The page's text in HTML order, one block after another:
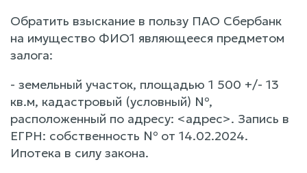
Обратить взыскание в пользу ПАО Сбербанк
на имущество ФИО1 являющееся предметом
залога:
- земельный участок, площадью 1 500 +/- 13
кв.м, кадастровый (условный) №,
расположенный по адресу: <адрес>. Запись в
ЕГРН: собственность № от 14.02.2024.
Ипотека в силу закона.